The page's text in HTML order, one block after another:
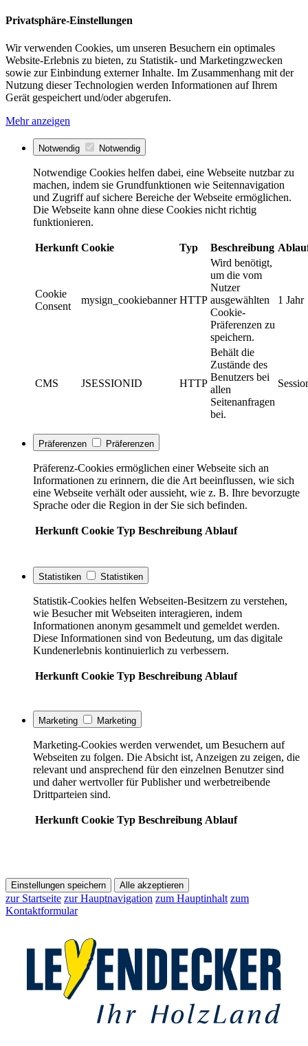
Privatsphäre-Einstellungen
Wir verwenden Cookies, um unseren Besuchern ein optimales
Website-Erlebnis zu bieten, zu Statistik- und Marketingzwecken
sowie zur Einbindung externer Inhalte. Im Zusammenhang mit der
Nutzung dieser Technologien werden Informationen auf Ihrem
Gerät gespeichert und/oder abgerufen.
Mehr anzeigen
Notwendig Notwendig
Notwendige Cookies helfen dabei, eine Webseite nutzbar zu
machen, indem sie Grundfunktionen wie Seitennavigation
und Zugriff auf sichere Bereiche der Webseite ermöglichen.
Die Webseite kann ohne diese Cookies nicht richtig
funktionieren.
Herkunft Cookie Typ Beschreibung
Cookie
Consent
mysign_cookiebanner HTTP
Wird benötigt,
um die vom
Nutzer
ausgewählten
Cookie-
Präferenzen zu
speichern.
1 Jahr
CMS JSESSIONID HTTP
Behält die
Zustände des
Benutzers bei
allen
Seitenanfragen
bei.
Präferenzen Präferenzen
Präferenz-Cookies ermöglichen einer Webseite sich an
Informationen zu erinnern, die die Art beeinflussen, wie sich
eine Webseite verhält oder aussieht, wie z. B. Ihre bevorzugte
Sprache oder die Region in der Sie sich befinden.
Herkunft Cookie Typ Beschreibung Ablauf
Statistiken Statistiken
Statistik-Cookies helfen Webseiten-Besitzern zu verstehen,
wie Besucher mit Webseiten interagieren, indem
Informationen anonym gesammelt und gemeldet werden.
Diese Informationen sind von Bedeutung, um das digitale
Kundenerlebnis kontinuierlich zu verbessern.
Herkunft Cookie Typ Beschreibung Ablauf
Marketing Marketing
Marketing-Cookies werden verwendet, um Besuchern auf
Webseiten zu folgen. Die Absicht ist, Anzeigen zu zeigen, die
relevant und ansprechend für den einzelnen Benutzer sind
und daher wertvoller für Publisher und werbetreibende
Drittparteien sind.
Herkunft Cookie Typ Beschreibung Ablauf
Einstellungen speichern Alle akzeptieren
zur Startseite zur Hauptnavigation zum Hauptinhalt zum
Kontaktformular